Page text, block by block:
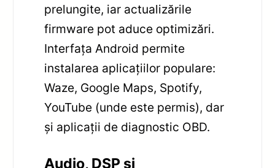
prelungite, iar actualizările
firmware pot aduce optimizări.
Interfața Android permite
instalarea aplicațiilor populare:
Waze, Google Maps, Spotify,
YouTube (unde este permis), dar
și aplicații de diagnostic OBD.
Audio, DSP și